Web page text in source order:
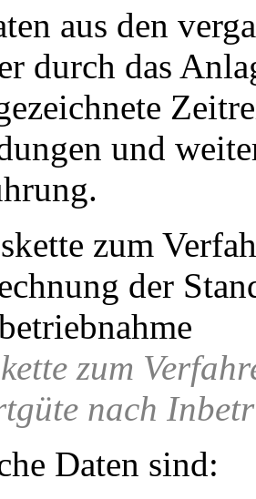
aus den
durch das
und
zum
nach
Daten sind: